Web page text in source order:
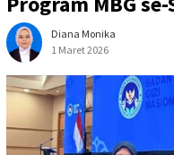
Diana Monika
1 Maret 2026